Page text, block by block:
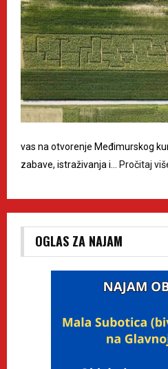
vas na otvorenje Međimurskog
zabave, istraživanja i… Pročitaj
OGLAS ZA NAJAM